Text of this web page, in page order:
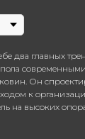
два главных
Он
к
на высоких